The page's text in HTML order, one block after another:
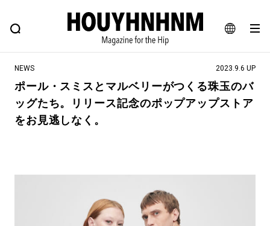
JA
EN
FEATURE BLOG SNAP
ヒップなファッション、カルチャー、ライフスタイルWEBマガジン
#注目のタグ
#NEW VINTAGE #マイナーグッド図鑑
#MONTHLY JOURNAL
#GH 銘品の所以 #フイナムのYouTube
NEWS 2023.9.6 UP
ポール・スミスとマルベリーがつくる珠玉のバ
ッグたち。リリース記念のポップアップストア
をお見逃しなく。